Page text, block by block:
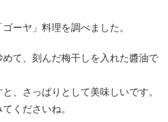
ーヤ」料理を調べました。
て、刻んだ梅干しを入れた醬油で
、さっぱりとして美味しいです。
くださいね。